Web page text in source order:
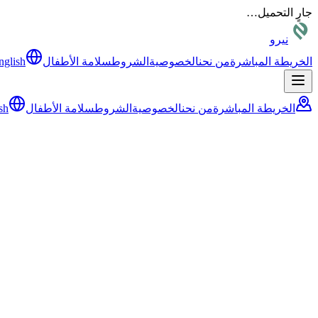
جارٍ التحميل…
نيرو
الخريطة المباشرةمن نحنالخصوصية الشروطسلامة الأطفال
الخريطة المباشرةمن نحنالخصوصية الشروطسلامة الأطفال